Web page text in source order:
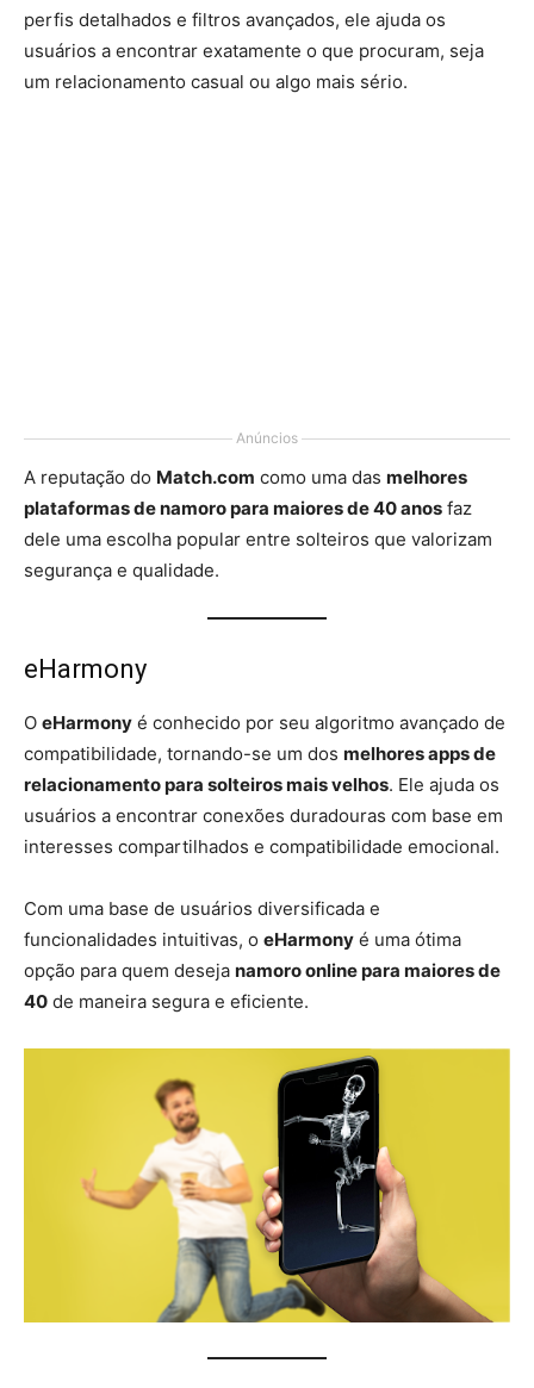
perfis detalhados e filtros avançados, ele ajuda os
usuários a encontrar exatamente o que procuram, seja
um relacionamento casual ou algo mais sério.
Anúncios
A reputação do Match.com como uma das melhores
plataformas de namoro para maiores de 40 anos faz
dele uma escolha popular entre solteiros que valorizam
segurança e qualidade.
eHarmony
O eHarmony é conhecido por seu algoritmo avançado de
compatibilidade, tornando-se um dos melhores apps de
relacionamento para solteiros mais velhos. Ele ajuda os
usuários a encontrar conexões duradouras com base em
interesses compartilhados e compatibilidade emocional.
Com uma base de usuários diversificada e
funcionalidades intuitivas, o eHarmony é uma ótima
opção para quem deseja namoro online para maiores de
40 de maneira segura e eficiente.